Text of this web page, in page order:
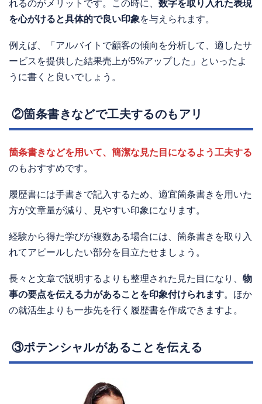
れるのがメリットです。この時に、 数字を取り入れた表現
を心がけると具体的で良い印象を与えられます。
例えば、「アルバイトで顧客の傾向を分析して、適したサ
ービスを提供した結果売上が5%アップした」といったよ
うに書くと良いでしょう。
②箇条書きなどで工夫するのもアリ
箇条書きなどを用いて、簡潔な見た目になるよう工夫する
のもおすすめです。
履歴書には手書きで記入するため、適宜箇条書きを用いた
方が文章量が減り、見やすい印象になります。
経験から得た学びが複数ある場合には、箇条書きを取り入
れてアピールしたい部分を目立たせましょう。
長々と文章で説明するよりも整理された見た目になり、 物
事の要点を伝える力があることを印象付けられます。ほか
の就活生よりも一歩先を行く履歴書を作成できますよ。
③ポテンシャルがあることを伝える